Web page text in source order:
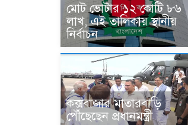
মোট ভোটার ১২ কোটি ৮৬
লাখ, এই তালিকায় স্থানীয়
নির্বাচন
কক্সবাজার মাতারবাড়ি
পৌঁছেছেন প্রধানমন্ত্রী